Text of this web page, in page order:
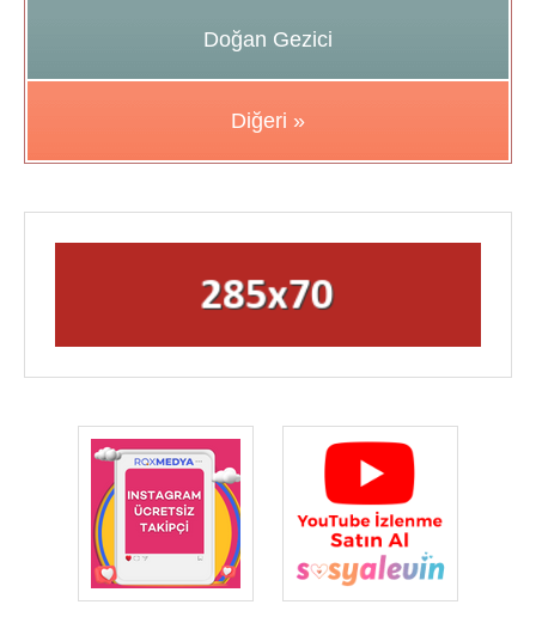
Doğan Gezici
Diğeri »